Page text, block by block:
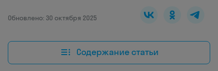
Обновлено: 30 октября 2025
Содержание статьи